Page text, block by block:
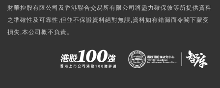
財華控股有限公司及香港聯合交易所有限公司將盡力確保彼等所提供資料
之準確性及可靠性,但並不保證資料絕對無誤,資料如有錯漏而令閣下蒙受
損失,本公司概不負責。